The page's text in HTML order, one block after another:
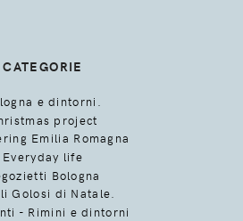
CATEGORIE
e dintorni.
project
Emilia Romagna
Everyday life
Bologna
Golosi di Natale.
- Rimini e dintorni